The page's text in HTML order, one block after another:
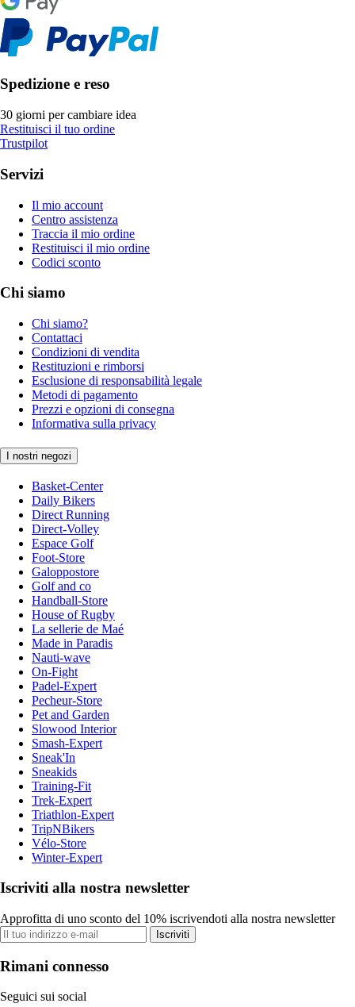
Spedizione e reso
30 giorni per cambiare idea
Restituisci il tuo ordine
Trustpilot
Servizi
Il mio account
Centro assistenza
Traccia il mio ordine
Restituisci il mio ordine
Codici sconto
Chi siamo
Chi siamo?
Contattaci
Condizioni di vendita
Restituzioni e rimborsi
Esclusione di responsabilità legale
Metodi di pagamento
Prezzi e opzioni di consegna
Informativa sulla privacy
I nostri negozi
Basket-Center
Daily Bikers
Direct Running
Direct-Volley
Espace Golf
Foot-Store
Galoppostore
Golf and co
Handball-Store
House of Rugby
La sellerie de Maé
Made in Paradis
Nauti-wave
On-Fight
Padel-Expert
Pecheur-Store
Pet and Garden
Slowood Interior
Smash-Expert
Sneak'In
Sneakids
Training-Fit
Trek-Expert
Triathlon-Expert
TripNBikers
Vélo-Store
Winter-Expert
Iscriviti alla nostra newsletter
Approfitta di uno sconto del 10% iscrivendoti alla nostra newsletter
Iscriviti
Rimani connesso
Seguici sui social